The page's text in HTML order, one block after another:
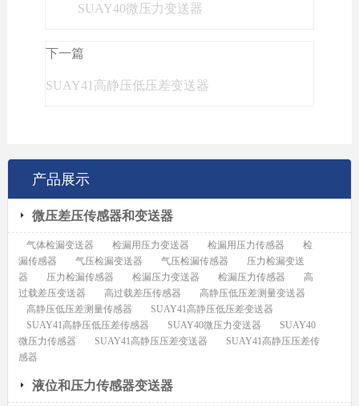
SUAY40微压力变送器
下一篇
SUAY41高静压低压差变送器
产品展示
微压差压传感器和变送器
气体检漏变送器 检漏用压力变送器 检漏用压力传感器
检
漏传感器
气压检漏变送器 气压检漏传感器
压力检漏变送
器
压力检漏传感器 检漏压力变送器 检漏压力传感器
高
过载差压变送器
高过载差压传感器
高静压低压差测量变送器
高静压低压差测量传感器
SUAY41高静压低压差变送器
SUAY41高静压低压差传感器
SUAY40微压力变送器
SUAY40
微压力传感器
SUAY41高静压压差变送器
SUAY41高静压压差传
感器
液位和压力传感器变送器